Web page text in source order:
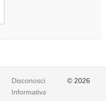
Disconoscimento
Informativa
© 2026